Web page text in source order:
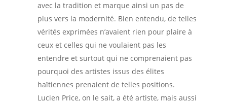
avec la tradition et marque ainsi un pas de
plus vers la modernité. Bien entendu, de telles
vérités exprimées n’avaient rien pour plaire à
ceux et celles qui ne voulaient pas les
entendre et surtout qui ne comprenaient pas
pourquoi des artistes issus des élites
haïtiennes prenaient de telles positions.
Lucien Price, on le sait, a été artiste, mais aussi